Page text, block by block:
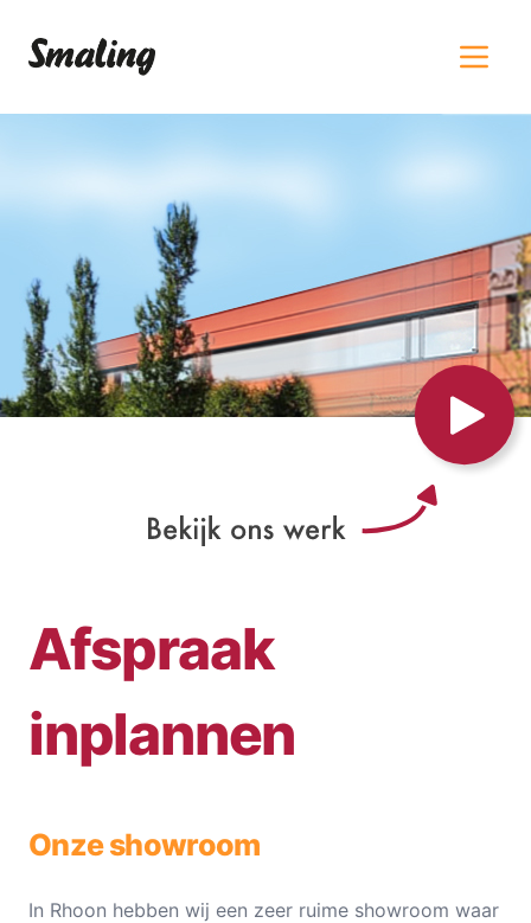
Afspraak
inplannen
Onze showroom
In Rhoon hebben wij een zeer ruime showroom waar